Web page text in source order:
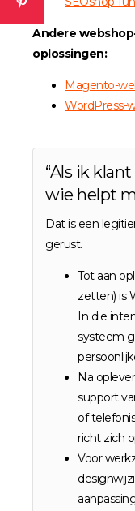
Andere
oplossingen:
Magento-
WordPress-
“Als ik
wie helpt
Dat is een
gerust.
Tot aan
zetten) is
In die
systeem
Na
support
of
richt zich
Voor